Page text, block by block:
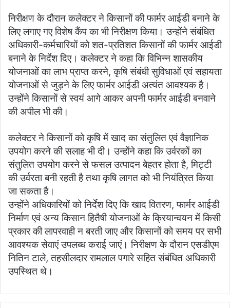
निरीक्षण के दौरान कलेक्टर ने किसानों की फार्मर आईडी बनाने के
लिए लगाए गए विशेष कैंप का भी निरीक्षण किया। उन्होंने संबंधित
अधिकारी-कर्मचारियों को शत-प्रतिशत किसानों की फार्मर आईडी
बनाने के निर्देश दिए। कलेक्टर ने कहा कि विभिन्न शासकीय
योजनाओं का लाभ प्राप्त करने, कृषि संबंधी सुविधाओं एवं सहायता
योजनाओं से जुड़ने के लिए फार्मर आईडी अत्यंत आवश्यक है।
उन्होंने किसानों से स्वयं आगे आकर अपनी फार्मर आईडी बनवाने
की अपील भी की।
कलेक्टर ने किसानों को कृषि में खाद का संतुलित एवं वैज्ञानिक
उपयोग करने की सलाह भी दी। उन्होंने कहा कि उर्वरकों का
संतुलित उपयोग करने से फसल उत्पादन बेहतर होता है, मिट्टी
की उर्वरता बनी रहती है तथा कृषि लागत को भी नियंत्रित किया
जा सकता है।
उन्होंने अधिकारियों को निर्देश दिए कि खाद वितरण, फार्मर आईडी
निर्माण एवं अन्य किसान हितैषी योजनाओं के क्रियान्वयन में किसी
प्रकार की लापरवाही न बरती जाए और किसानों को समय पर सभी
आवश्यक सेवाएं उपलब्ध कराई जाएं। निरीक्षण के दौरान एसडीएम
नितिन टाले, तहसीलदार रामलाल पगारे सहित संबंधित अधिकारी
उपस्थित थे।